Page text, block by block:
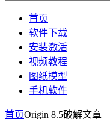
首页
软件下载
安装激活
视频教程
图纸模型
手机软件
首页Origin 8.5破解文章